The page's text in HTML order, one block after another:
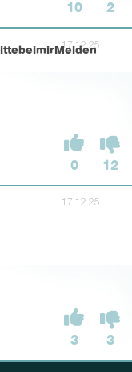
10 2
17.12.25
0 12
17.12.25
3 3